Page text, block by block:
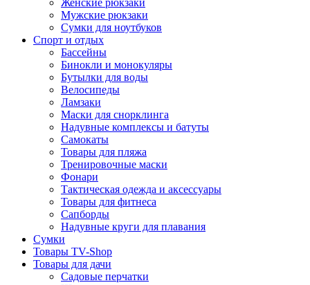
Мужские рюкзаки
Сумки для ноутбуков
Спорт и отдых
Бассейны
Бинокли и монокуляры
Бутылки для воды
Велосипеды
Ламзаки
Маски для снорклинга
Надувные комплексы и батуты
Самокаты
Товары для пляжа
Тренировочные маски
Фонари
Тактическая одежда и аксессуары
Товары для фитнеса
Сапборды
Надувные круги для плавания
Сумки
Товары TV-Shop
Товары для дачи
Садовые перчатки